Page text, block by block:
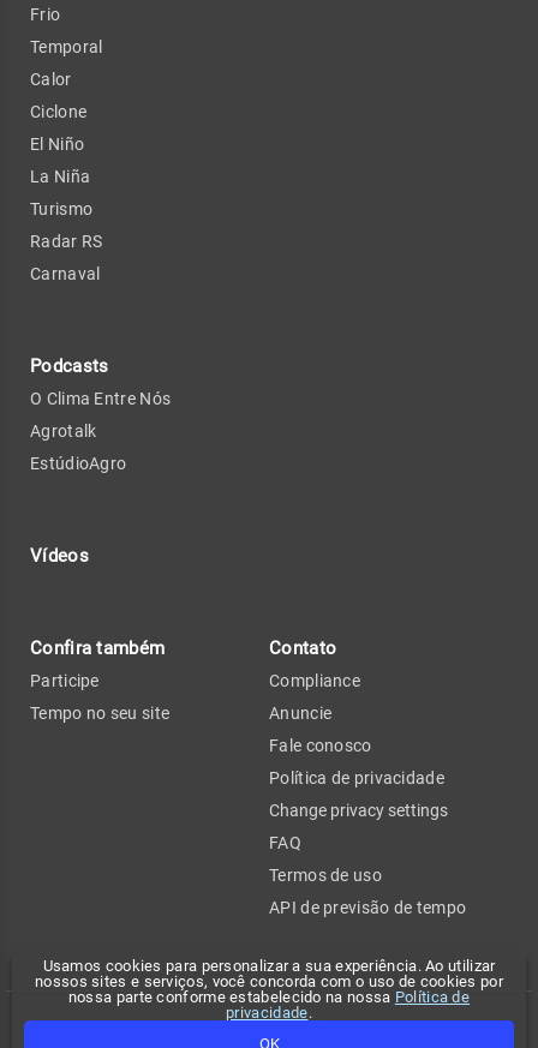
Usamos cookies para personalizar a sua experiência. Ao utilizar
nossos sites e serviços, você concorda com o uso de cookies por
nossa parte conforme estabelecido na nossa Política de
privacidade.
OK
Frio
Temporal
Calor
Ciclone
El Niño
La Niña
Turismo
Radar RS
Carnaval
Podcasts
O Clima Entre Nós
Agrotalk
EstúdioAgro
Vídeos
Confira também
Participe
Tempo no seu site
Contato
Compliance
Anuncie
Fale conosco
Política de privacidade
Change privacy settings
FAQ
Termos de uso
API de previsão de tempo
Copyright 2026 - Climatempo. Todos os direitos reservados.